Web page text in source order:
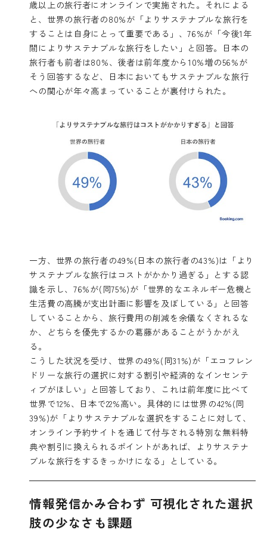
歳以上の旅行者にオンラインで実施された。それによる
と、世界の旅行者の80%が「よりサステナブルな旅行を
することは自身にとって重要である」、76%が「今後1年
間によりサステナブルな旅行をしたい」と回答。日本の
旅行者も前者は80%、後者は前年度から10%増の56%が
そう回答するなど、日本においてもサステナブルな旅行
への関心が年々高まっていることが裏付けられた。
一方、世界の旅行者の49%(日本の旅行者の43%)は「より
サステナブルな旅行はコストがかかり過ぎる」とする認
識を示し、76%が(同75%)が「世界的なエネルギー危機と
生活費の高騰が支出計画に影響を及ぼしている」と回答
していることから、旅行費用の削減を余儀なくされるな
か、どちらを優先するかの葛藤があることがうかがえ
る。
こうした状況を受け、世界の49%(同31%)が「エコフレン
ドリーな旅行の選択に対する割引や経済的なインセンテ
ィブがほしい」と回答しており、これは前年度に比べて
世界で12%、日本で22%高い。具体的には世界の42%(同
39%)が「よりサステナブルな選択をすることに対して、
オンライン予約サイトを通じて付与される特別な無料特
典や割引に換えられるポイントがあれば、よりサステナ
ブルな旅行をするきっかけになる」としている。
情報発信かみ合わず 可視化された選択
肢の少なさも課題